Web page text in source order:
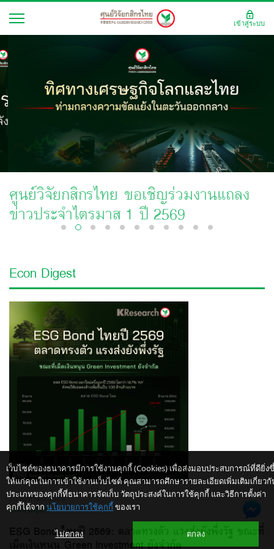
ศูนย์วิจัยกสิกรไทย ขอเชิญร่วมงานแถลง
ข่าวประจำไตรมาส 1 ปี 2569
Econ Digest
10 สิงหาคม 2569
Econ Digest
ESG Bond ไทยปี 2569: ตลาดทรงตัว แรงส่งยังพึ่งรัฐ ขณะที่
เม็ดเงินหนุน Green Investment ยังจำกัด
เว็บไซต์ของธนาคารมีการใช้งานคุกกี้ (Cookies) เพื่อส่งมอบประสบการณ์ที่ดียิ่ง
ให้แก่คุณในการเข้าใช้งานเว็บไซต์ คุณสามารถศึกษารายละเอียดเพิ่มเติมเกี่ยวกั
ประเภทของคุกกี้ที่ธนาคารจัดเก็บ วัตถุประสงค์ในการใช้คุกกี้ และวิธีการตั้งค่า
คุกกี้ได้จาก นโยบายการใช้คุกกี้ ของเรา
ไม่ตกลง ตกลง
เข้าสู่ระบบ